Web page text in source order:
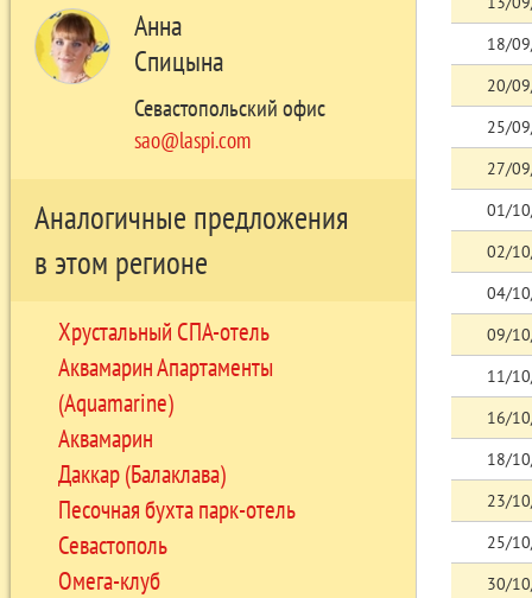
Анна
Спицына
Севастопольский офис
sao@laspi.com
Аналогичные предложения
в этом регионе
Хрустальный СПА-отель
Аквамарин Апартаменты
(Aquamarine)
Аквамарин
Даккар (Балаклава)
Песочная бухта парк-отель
Севастополь
Омега-клуб
18/
20/
25/
27/
01/
02/
04/
09/
11/
16/
18/
23/
25/
30/